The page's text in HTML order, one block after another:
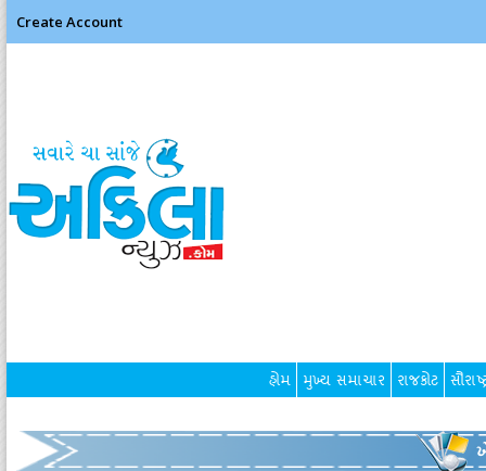
Create Account
હોમ મુખ્ય સમાચાર રાજકોટ